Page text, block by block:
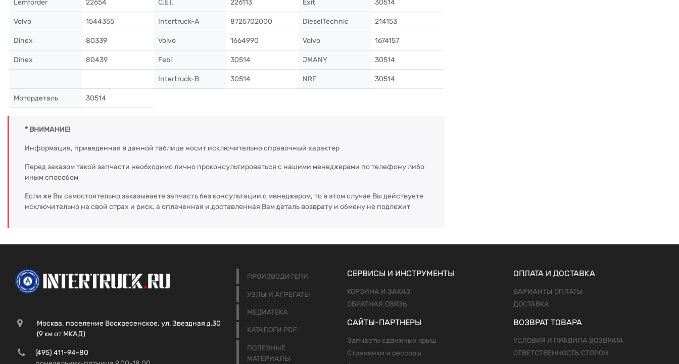
Lemforder 22654 C.E.I. 226113 Exit 30514
Volvo 1544355 Intertruck-A 8725702000 DieselTechnic 214153
Dinex 80339 Volvo 1664990 Volvo 1674157
Dinex 80439 Febi 30514 JMANY 30514
Intertruck-B 30514 NRF 30514
Мотордеталь 30514
* ВНИМАНИЕ!
Информация, приведенная в данной таблице носит исключительно справочный характер
Перед заказом такой запчасти необходимо лично проконсультироваться с нашими менеджерами по телефону либо
иным способом
Если же Вы самостоятельно заказываете запчасть без консультации с менеджером, то в этом случае Вы действуете
исключительно на свой страх и риск, а оплаченная и доставленная Вам деталь возврату и обмену не подлежит
Москва, поселение Воскресенское, ул. Звездная д.30
(9 км от МКАД)
(495) 411-94-80
ПРОИЗВОДИТЕЛИ
УЗЛЫ И АГРЕГАТЫ
МЕДИАТЕКА
КАТАЛОГИ PDF
ПОЛЕЗНЫЕ
МАТЕРИАЛЫ
СЕРВИСЫ И ИНСТРУМЕНТЫ
КОРЗИНА И ЗАКАЗ
ОБРАТНАЯ СВЯЗЬ
САЙТЫ-ПАРТНЕРЫ
Запчасти сдвижных крыш
Стремянки и рессоры
ОПЛАТА И ДОСТАВКА
ВАРИАНТЫ ОПЛАТЫ
ДОСТАВКА
ВОЗВРАТ ТОВАРА
УСЛОВИЯ И ПРАВИЛА ВОЗВРАТА
ОТВЕТСТВЕННОСТЬ СТОРОН